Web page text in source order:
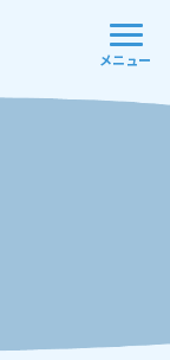
メニュー